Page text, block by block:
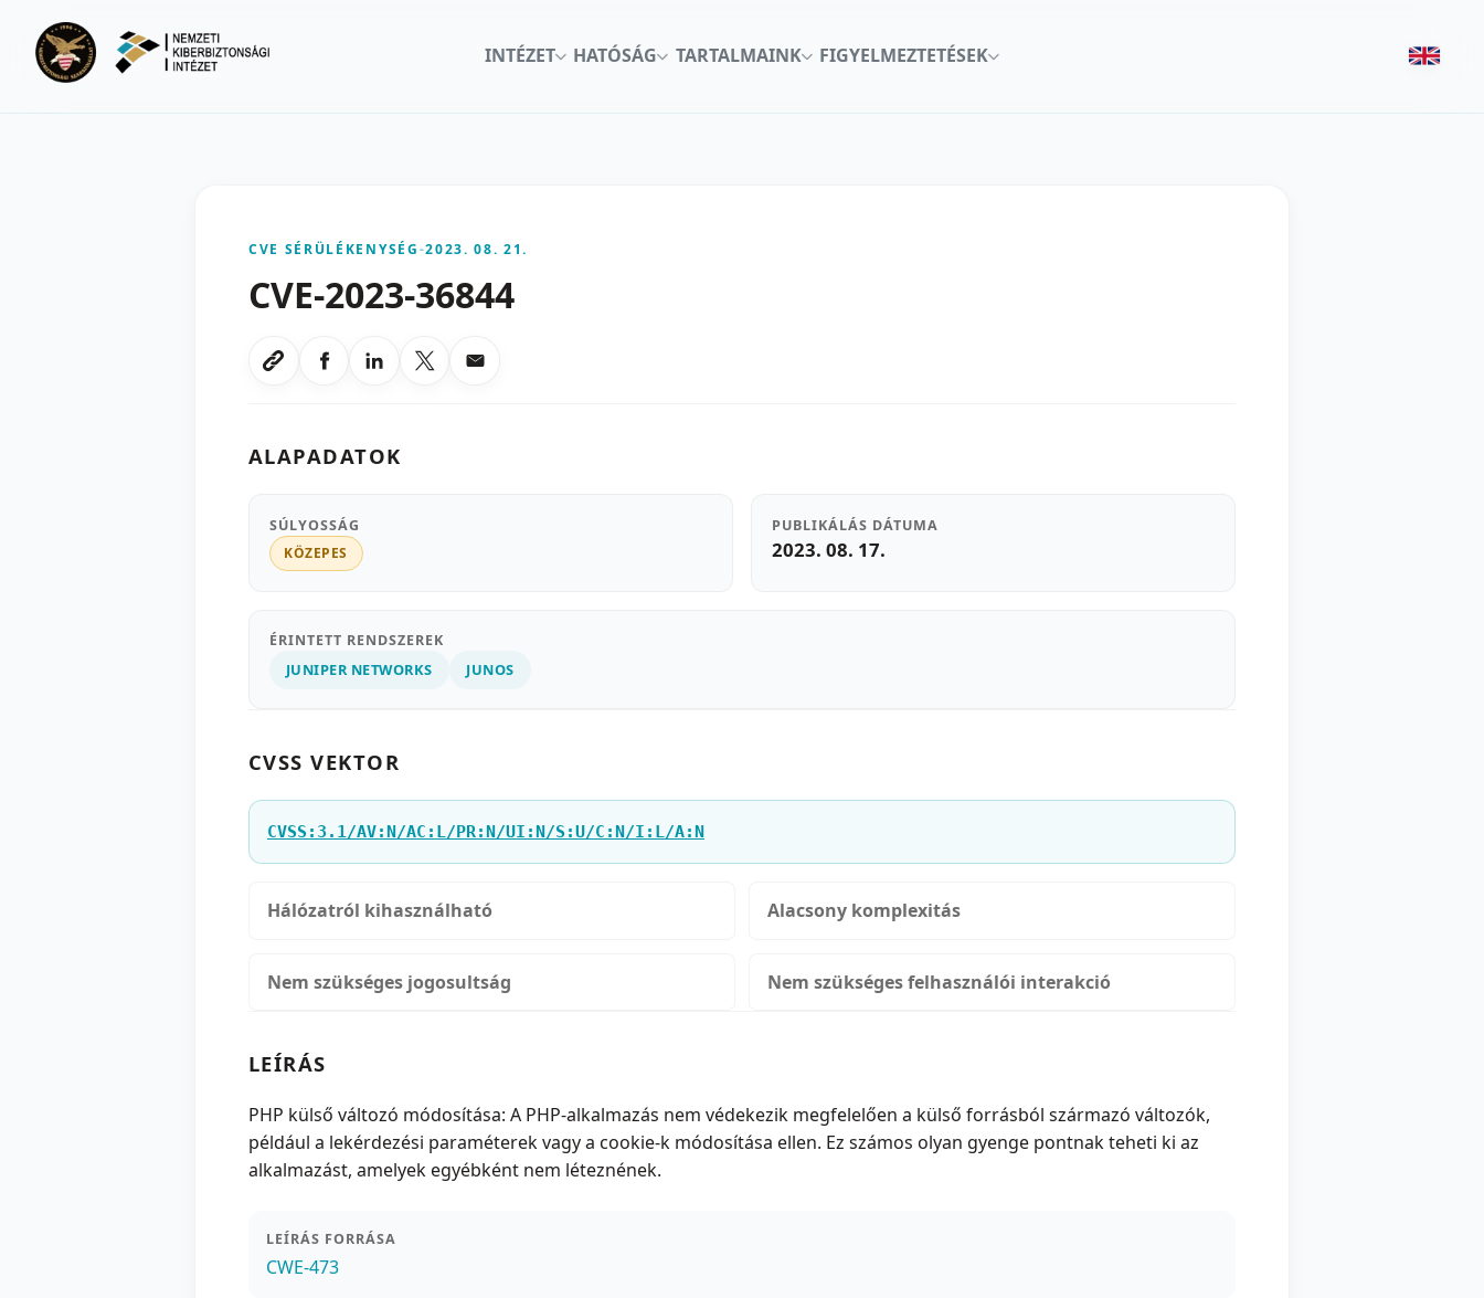
INTÉZET
HATÓSÁG TARTALMAINK FIGYELMEZTETÉSEK
CVE SÉRÜLÉKENYSÉG-2023. 08. 21.
CVE-2023-36844
Link masolasa
Megosztas Facebookon
Megosztas LinkedInen
Megosztas X-en
Megosztas emailben
ALAPADATOK
SÚLYOSSÁG
KÖZEPES
PUBLIKÁLÁS DÁTUMA
2023. 08. 17.
ÉRINTETT RENDSZEREK
JUNIPER NETWORKS JUNOS
CVSS VEKTOR
CVSS:3.1/AV:N/AC:L/PR:N/UI:N/S:U/C:N/I:L/A:N
Hálózatról kihasználható Alacsony komplexitás
Nem szükséges jogosultság Nem szükséges felhasználói interakció
LEÍRÁS
PHP külső változó módosítása: A PHP-alkalmazás nem védekezik megfelelően a külső forrásból származó változók,
például a lekérdezési paraméterek vagy a cookie-k módosítása ellen. Ez számos olyan gyenge pontnak teheti ki az
alkalmazást, amelyek egyébként nem léteznének.
LEÍRÁS FORRÁSA
CWE-473